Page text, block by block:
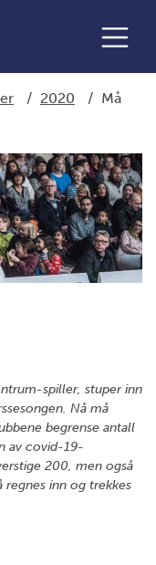
/ 2020 / Må
spiller, stuper inn
Nå må
begrense antall
av covid-19-
200, men også
inn og trekkes